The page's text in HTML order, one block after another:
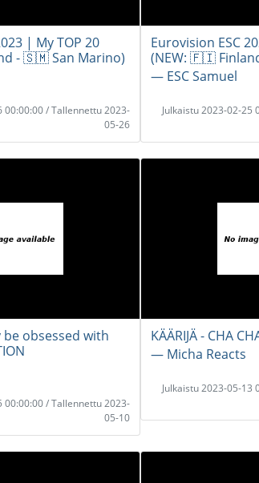
| My TOP 20
- 🇸🇲 San Marino)
00:00:00 / Tallennettu 2023-
05-26
Eurovision ESC
(NEW: 🇫🇮
― ESC Samuel
Julkaistu 2023-02-25
be obsessed with
00:00:00 / Tallennettu 2023-
05-10
KÄÄRIJÄ - CHA
― Micha Reacts
Julkaistu 2023-05-13